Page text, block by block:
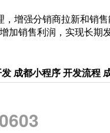
增强分销商拉新和销
加销售利润，实现长期发
成都小程序 开发流程